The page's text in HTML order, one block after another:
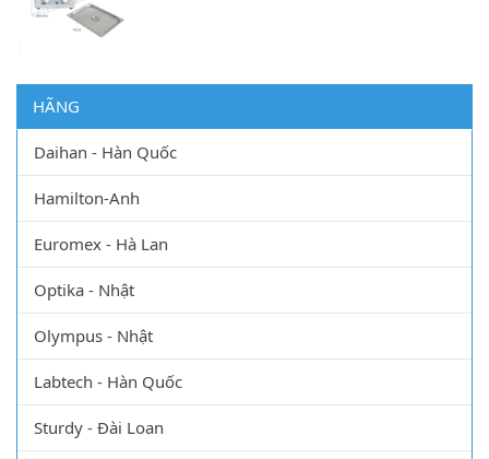
HÃNG
Daihan - Hàn Quốc
Hamilton-Anh
Euromex - Hà Lan
Optika - Nhật
Olympus - Nhật
Labtech - Hàn Quốc
Sturdy - Đài Loan